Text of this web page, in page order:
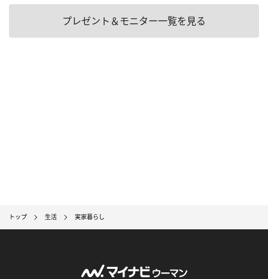
プレゼント＆モニター一覧を見る
トップ 生活 実家暮らし